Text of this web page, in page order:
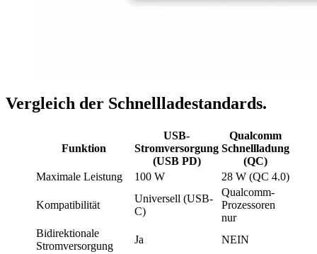
Vergleich der Schnellladestandards.
Funktion
USB-
Stromversorgung
(USB PD)
Qualcomm
Schnellladung
(QC)
Maximale Leistung
100 W 28 W (QC 4.0)
Kompatibilität
Universell (USB-
C)
Qualcomm-
Prozessoren
nur
Bidirektionale
Stromversorgung
Ja NEIN